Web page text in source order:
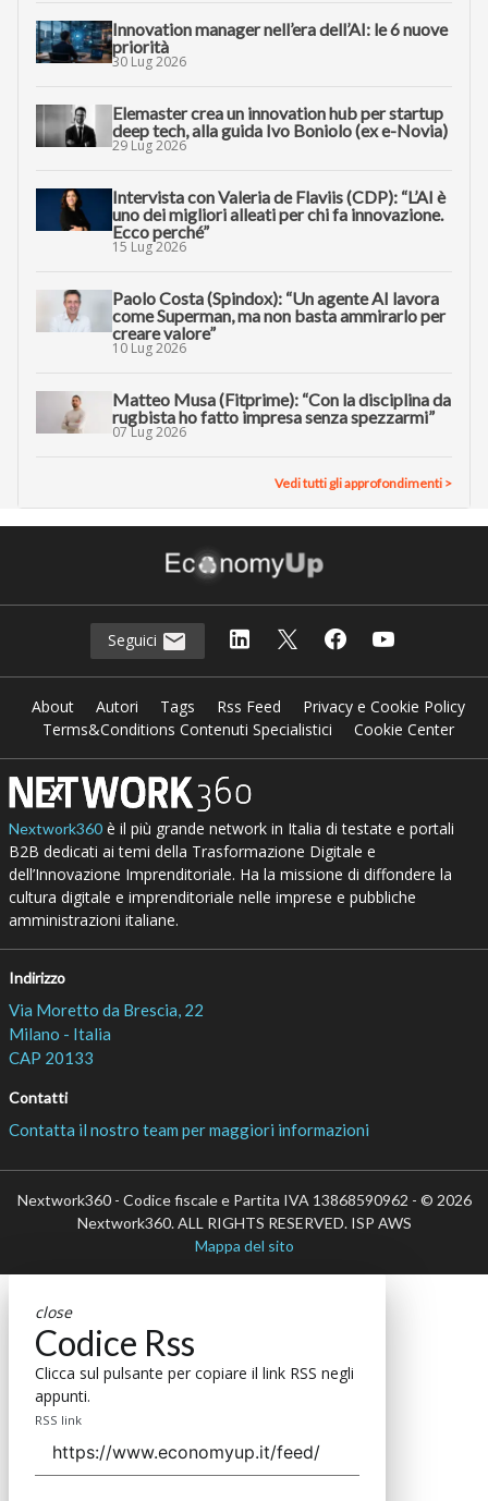
Innovation manager nell’era dell’AI: le 6 nuove
priorità
30 Lug 2026
Elemaster crea un innovation hub per startup
deep tech, alla guida Ivo Boniolo (ex e-Novia)
29 Lug 2026
Intervista con Valeria de Flaviis (CDP): “L’AI è
uno dei migliori alleati per chi fa innovazione.
Ecco perché”
15 Lug 2026
Paolo Costa (Spindox): “Un agente AI lavora
come Superman, ma non basta ammirarlo per
creare valore”
10 Lug 2026
Matteo Musa (Fitprime): “Con la disciplina da
rugbista ho fatto impresa senza spezzarmi”
07 Lug 2026
Vedi tutti gli approfondimenti >
Seguici
About Autori Tags Rss Feed
Privacy e Cookie Policy
Terms&Conditions Contenuti Specialistici
Cookie Center
Nextwork360è il più grande network in Italia di testate e portali
B2B dedicati ai temi della Trasformazione Digitale e
dell’Innovazione Imprenditoriale. Ha la missione di diffondere la
cultura digitale e imprenditoriale nelle imprese e pubbliche
amministrazioni italiane.
Indirizzo
Via Moretto da Brescia, 22
Milano - Italia
CAP 20133
Contatti
Contatta il nostro team per maggiori informazioni
Nextwork360 - Codice fiscale e Partita IVA 13868590962 - © 2026
Nextwork360. ALL RIGHTS RESERVED. ISP AWS
Mappa del sito
close
Codice Rss
Clicca sul pulsante per copiare il link RSS negli
appunti.
RSS link